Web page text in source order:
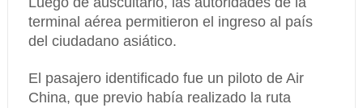
terminal aérea permitieron el ingreso al país
del ciudadano asiático.
El pasajero identificado fue un piloto de Air
China, que previo había realizado la ruta